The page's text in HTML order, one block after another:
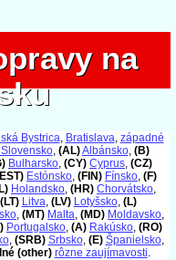
na
na
Bystrica, Bratislava, západné
, (AL)Albánsko, (B)
Bulharsko, (CY) Cyprus, (CZ)
Estónsko, (FIN) Fínsko, (F)
Holandsko, (HR) Chorvátsko,
(LT) Litva, (LV) Lotyšsko, (L)
, (MT) Malta, (MD) Moldavsko,
Portugalsko, (A) Rakúsko, (RO)
, (SRB) Srbsko, (E) Španielsko,
Iné (other) rôzne zaujímavosti.